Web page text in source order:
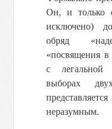
Он, и только
исключено)
обряд
«посвящения
с легальной
выборах
неразумным.